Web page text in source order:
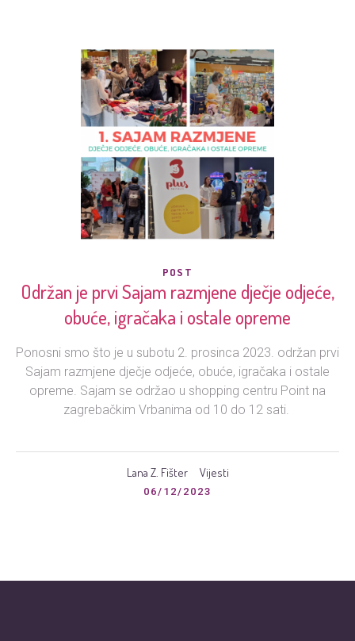
POST
Održan je prvi Sajam razmjene dječje odjeće,
obuće, igračaka i ostale opreme
Ponosni smo što je u subotu 2. prosinca 2023. održan prvi
Sajam razmjene dječje odjeće, obuće, igračaka i ostale
opreme. Sajam se održao u shopping centru Point na
zagrebačkim Vrbanima od 10 do 12 sati.
Lana Z. Fišter Vijesti
06/12/2023